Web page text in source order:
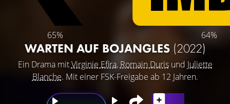
65% 64%
WARTEN AUF BOJANGLES (2022)
Ein Drama mitVirginie Efira, Romain Durisund Juliette
Blanche. Mit einer FSK-Freigabe ab 12 Jahren.